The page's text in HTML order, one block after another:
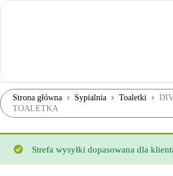
Strona główna Sypialnia Toaletki
TOALETKA
Strefa wysyłki dopasowana dla